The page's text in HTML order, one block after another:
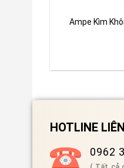
Ampe Kìm
HOTLINE
0962